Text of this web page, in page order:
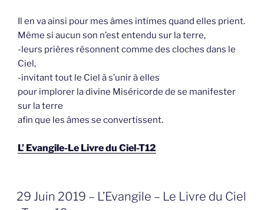
Il en va ainsi pour mes âmes intimes quand elles prient.
Même si aucun son n’est entendu sur la terre,
-leurs prières résonnent comme des cloches dans le
Ciel,
-invitant tout le Ciel à s’unir à elles
pour implorer la divine Miséricorde de se manifester
sur la terre
afin que les âmes se convertissent.
L’ Evangile-Le Livre du Ciel-T12
GEPLAATST
OP
29 Juin 2019 – L’Evangile – Le Livre du Ciel